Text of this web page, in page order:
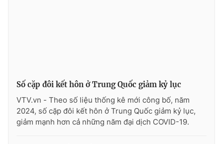
Số cặp đôi kết hôn ở Trung Quốc giảm kỷ lục
VTV.vn - Theo số liệu thống kê mới công bố, năm
2024, số cặp đôi kết hôn ở Trung Quốc giảm kỷ lục,
giảm mạnh hơn cả những năm đại dịch COVID-19.